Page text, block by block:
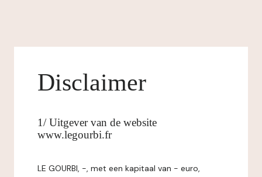
Disclaimer
1/ Uitgever van de website
www.legourbi.fr
LE GOURBI, -, met een kapitaal van - euro,